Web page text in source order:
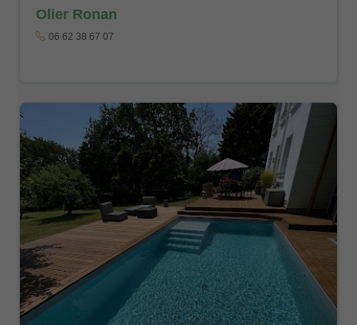
Olier Ronan
06 62 38 67 07